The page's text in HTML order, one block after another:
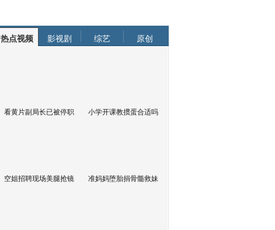
热点视频 影视剧 综艺 原创
看黄片副局长已被停职 小学开课教掼蛋合适吗
空姐招聘现场美腿抢镜 准妈妈堕胎捐骨髓救妹